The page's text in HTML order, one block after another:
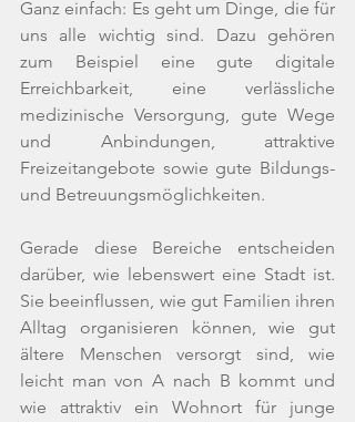
Ganz einfach: Es geht um Dinge, die für
uns alle wichtig sind. Dazu gehören
zum Beispiel eine gute digitale
Erreichbarkeit, eine verlässliche
medizinische Versorgung, gute Wege
und Anbindungen, attraktive
Freizeitangebote sowie gute Bildungs-
und Betreuungsmöglichkeiten.
Gerade diese Bereiche entscheiden
darüber, wie lebenswert eine Stadt ist.
Sie beeinflussen, wie gut Familien ihren
Alltag organisieren können, wie gut
ältere Menschen versorgt sind, wie
leicht man von A nach B kommt und
wie attraktiv ein Wohnort für junge